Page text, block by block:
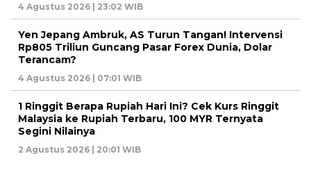
4 Agustus 2026 | 23:02 WIB
Yen Jepang Ambruk, AS Turun Tangan! Intervensi
Rp805 Triliun Guncang Pasar Forex Dunia, Dolar
Terancam?
4 Agustus 2026 | 07:01 WIB
1 Ringgit Berapa Rupiah Hari Ini? Cek Kurs Ringgit
Malaysia ke Rupiah Terbaru, 100 MYR Ternyata
Segini Nilainya
2 Agustus 2026 | 20:01 WIB